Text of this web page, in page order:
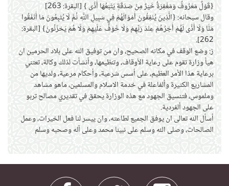
{قَوْلٌ مَعْرُوفٌ وَمَغْفِرَةٌ خَيْرٌ مِنْ صَدَقَةٍ يَتْبَعُهَا أَذًى} [البقرة: 263]
وقال سبحانه: {الَّذِينَ يُنْفِقُونَ أَمْوَالَهُمْ فِي سَبِيلِ اللَّهِ ثُمَّ لَا يُتْبِعُونَ مَا أَنْفَقُوا
مَنًّا وَلَا أَذًى لَهُمْ أَجْرُهُمْ عِنْدَ رَبِّهِمْ وَلَا خَوْفٌ عَلَيْهِمْ وَلَا هُمْ يَحْزَنُونَ} [البقرة:
262].
ز: وضع الوقف في مكانه الصحيح، وان من توفيق الله على بلاد الحرمين ان
هيأ وزارة تقوم على رعاية الأوقاف، وتنظيمها، وأنشأت لذلك وكالة، تعتني
برعاية هذا الأمر العظيم، على أسس شرعية، وأحكام مرعية، ولديها من
المشاريع الكثيرة وألفاعلة في خدمة الاسلام والمسلمين، ماهو مشاهد
وملموس، فتنسيق الجهود مع هذه الوزارة يحقق في تقديري مصالح تربو
على الجهود ألفردية.
أسأل الله تعالى ان يوفق الجميع لطاعته، وان ييسر لنا فعل الخيرات، وعمل
الصالحات، وصلى الله وسلم على نبينا محمد وعلى آله وصحبه وسلم